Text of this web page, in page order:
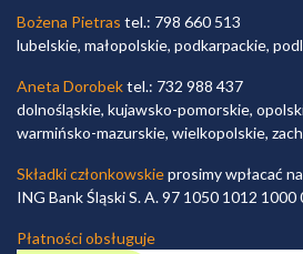
Bożena Pietras tel.: 798 660 513
lubelskie, małopolskie, podkarpackie,
Aneta Dorobektel.: 732 988 437
dolnośląskie, kujawsko-pomorskie,
warmińsko-mazurskie, wielkopolskie,
Składki członkowskieprosimy wpłacać
ING Bank Śląski S. A. 97 1050 1012 1000
Płatności obsługuje